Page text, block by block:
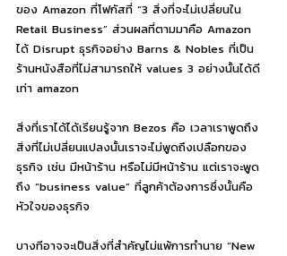
ของ Amazon ที่โฟกัสที่ “3 สิ่งที่จะไม่เปลี่ยนใน
Retail Business” ส่วนผลที่ตามมาคือ Amazon
ได้ Disrupt ธุรกิจอย่าง Barns & Nobles ที่เป็น
ร้านหนังสือที่ไม่สามารถให้ values 3 อย่างนั้นได้ดี
เท่า amazon
สิ่งที่เราได้ได้เรียนรู้จาก Bezos คือ เวลาเราพูดถึง
สิ่งที่ไม่เปลี่ยนแปลงนั้นเราจะไม่พูดถึงเปลือกของ
ธุรกิจ เช่น มีหน้าร้าน หรือไม่มีหน้าร้าน แต่เราจะพูด
ถึง “business value” ที่ลูกค้าต้องการซึ่งนั้นคือ
หัวใจของธุรกิจ
บางทีอาจจะเป็นสิ่งที่สำคัญไม่แพ้การทำนาย “New